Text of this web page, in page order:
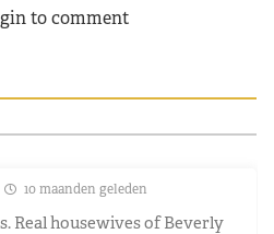
to comment
10 maanden geleden
Real housewives of Beverly